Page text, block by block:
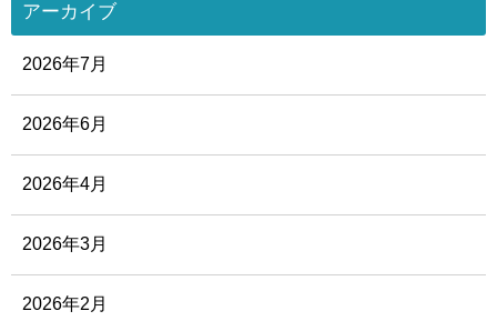
アーカイブ
2026年7月
2026年6月
2026年4月
2026年3月
2026年2月